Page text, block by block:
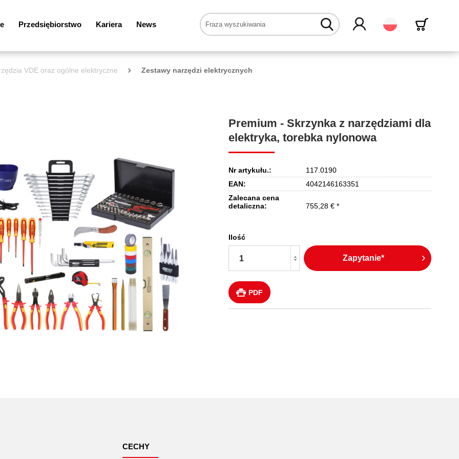
Przedsiębiorstwo Kariera News Polski
VDE oraz ogólne elektryczne Zestawy narzędzi elektrycznych
Premium - Skrzynka z narzędziami dla
elektryka, torebka nylonowa
Nr artykułu.:
117.0190
EAN:
4042146163351
Zalecana cena
detaliczna:
755,28 € *
Ilość
Zapytanie*
PDF
CECHY